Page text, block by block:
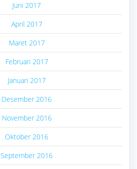
Juni 2017
April 2017
Maret 2017
Februari 2017
Januari 2017
Desember 2016
November 2016
Oktober 2016
September 2016